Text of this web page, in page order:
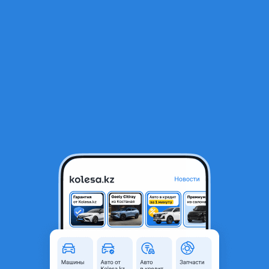
Рулевая рейка toyota
Актобе, Актюбинская